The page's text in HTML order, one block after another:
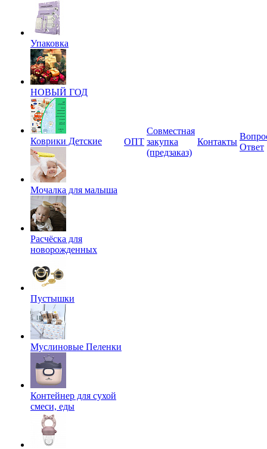
Упаковка
НОВЫЙ ГОД
Коврики Детские
Мочалка для малыша
Расчёска для
новорожденных
Пустышки
Муслиновые Пеленки
Контейнер для сухой
смеси, еды
ОПТ
Совместная
закупка
(предзаказ)
Контакты
Ответ